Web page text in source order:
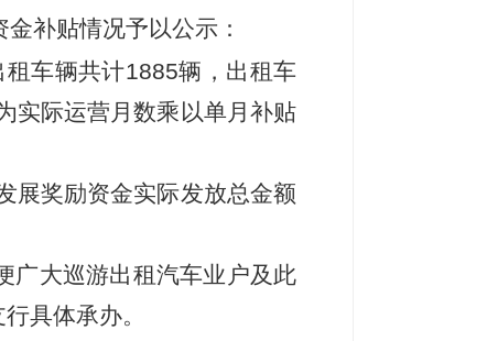
补贴情况予以公示：
车辆共计1885辆，出租车
实际运营月数乘以单月补贴
展奖励资金实际发放总金额
广大巡游出租汽车业户及此
具体承办。